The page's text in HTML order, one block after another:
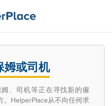
姆或司机
、司机等正在寻找新的僱
。HelperPlace从不向任何求